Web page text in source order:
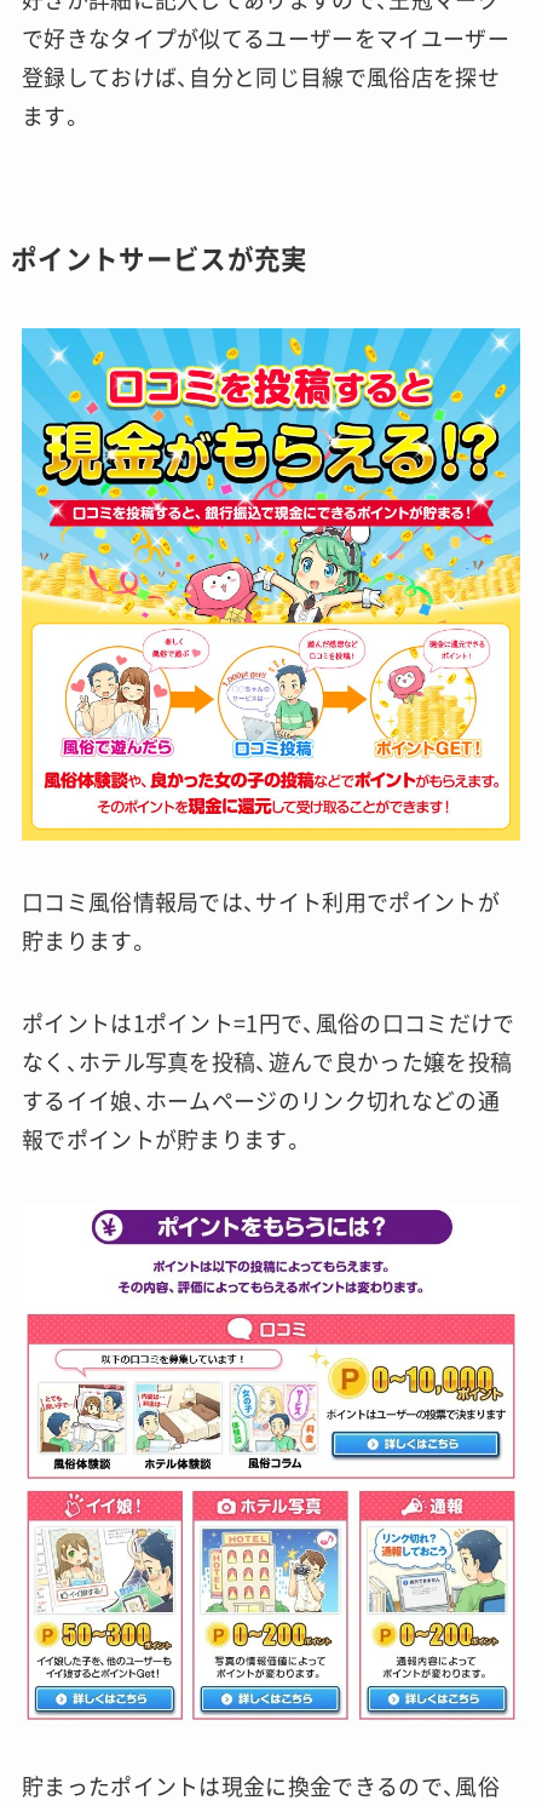
で好きなタイプが似てるユーザーをマイユーザー
登録しておけば、自分と同じ目線で風俗店を探せ
ます。
ポイントサービスが充実
口コミ風俗情報局では、サイト利用でポイントが
貯まります。
ポイントは1ポイント=1円で、風俗の口コミだけで
なく、ホテル写真を投稿、遊んで良かった嬢を投稿
するイイ娘、ホームページのリンク切れなどの通
報でポイントが貯まります。
貯まったポイントは現金に換金できるので、風俗